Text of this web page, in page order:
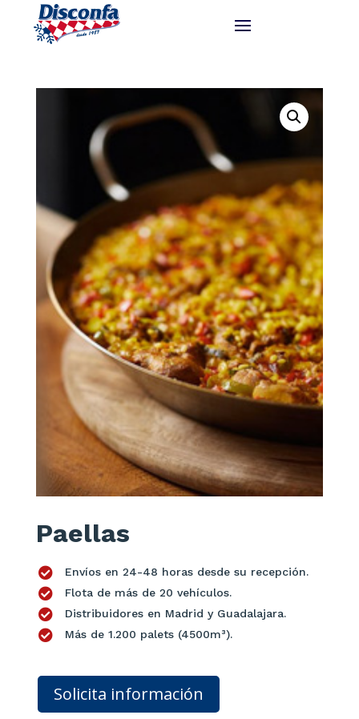
Paellas
 Envíos en 24-48 horas desde su recepción.
 Flota de más de 20 vehículos.
 Distribuidores en Madrid y Guadalajara.
 Más de 1.200 palets (4500m³).
Solicita información